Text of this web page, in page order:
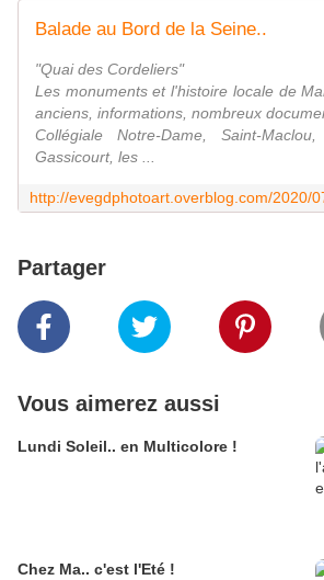
Balade au Bord de la Seine..
"Quai des Cordeliers"
Les monuments et l'histoire locale de
anciens, informations, nombreux
Collégiale Notre-Dame, Saint-
Gassicourt, les ...
Partager
Vous aimerez aussi
Lundi Soleil.. en Multicolore !
Chez Ma.. c'est l'Eté !